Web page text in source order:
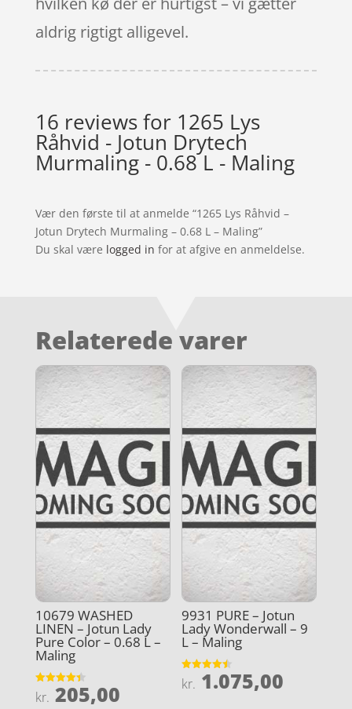
aldrig rigtigt alligevel.
16 reviews for 1265 Lys
Råhvid - Jotun Drytech
Murmaling - 0.68 L - Maling
Vær den første til at anmelde “1265 Lys Råhvid –
Jotun Drytech Murmaling – 0.68 L – Maling”
Du skal være logged in for at afgive en anmeldelse.
Relaterede varer
10679 WASHED
LINEN – Jotun Lady
Pure Color – 0.68 L –
Maling
Vurderet
4.4
kr. 205,00
9931 PURE – Jotun
Lady Wonderwall – 9
L – Maling
Vurderet
4.5
kr. 1.075,00